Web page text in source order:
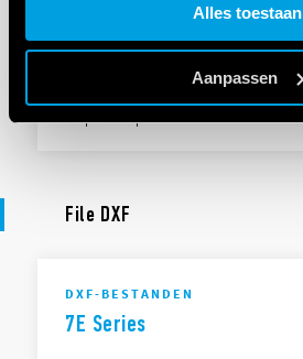
Alles toestaan
Aanpassen
File DXF
DXF-BESTANDEN
7E Series